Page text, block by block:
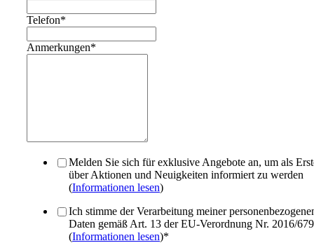
Telefon*
Anmerkungen*
Melden Sie sich für exklusive Angebote an, um als
über Aktionen und Neuigkeiten informiert zu werden
(Informationen lesen)
Ich stimme der Verarbeitung meiner
Daten gemäß Art. 13 der EU-Verordnung Nr. 2016/679
(Informationen lesen)*